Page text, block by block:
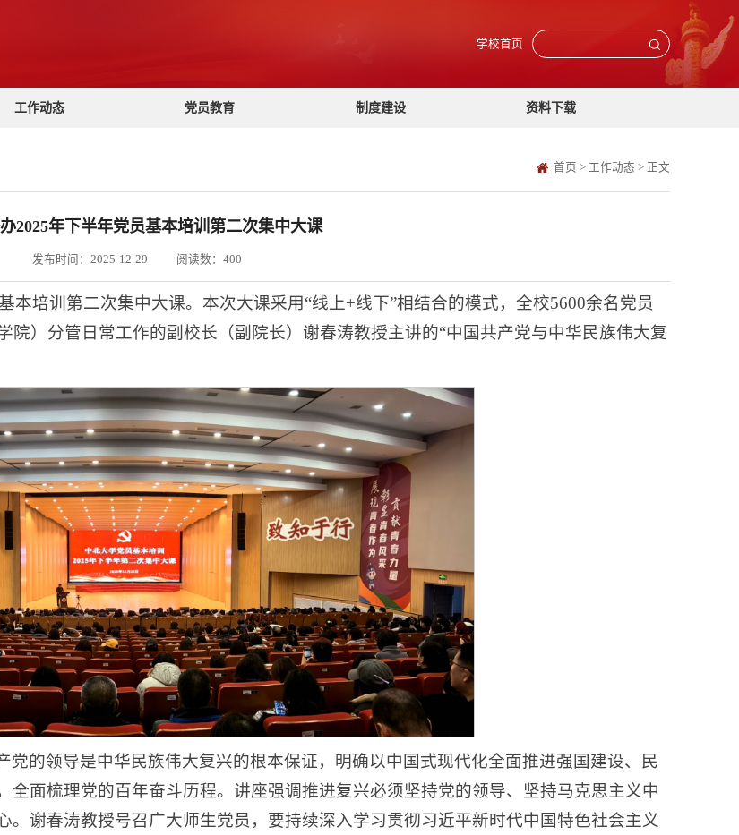
学校首页
工作动态 党员教育 制度建设 资料下载
首页 > 工作动态 > 正文
2025年下半年党员基本培训第二次集中大课
发布时间：2025-12-29 阅读数： 400
本培训第二次集中大课。本次大课采用“线上+线下”相结合的模式，全校5600余名党员
）分管日常工作的副校长（副院长）谢春涛教授主讲的“中国共产党与中华民族伟大复
的领导是中华民族伟大复兴的根本保证，明确以中国式现代化全面推进强国建设、民
面梳理党的百年奋斗历程。讲座强调推进复兴必须坚持党的领导、坚持马克思主义中
。谢春涛教授号召广大师生党员，要持续深入学习贯彻习近平新时代中国特色社会主义